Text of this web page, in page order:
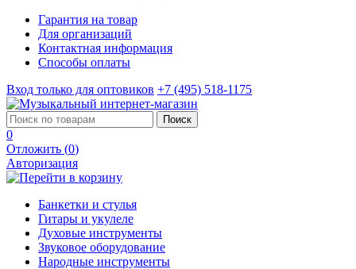
Гарантия на товар
Для организаций
Контактная информация
Способы оплаты
Вход только для оптовиков +7 (495) 518-1175
Поиск
0
Отложить (0)
Авторизация
Банкетки и стулья
Гитары и укулеле
Духовые инструменты
Звуковое оборудование
Народные инструменты